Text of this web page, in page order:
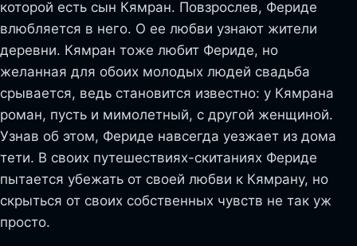
которой есть сын Кямран. Повзрослев, Фериде
влюбляется в него. О ее любви узнают жители
деревни. Кямран тоже любит Фериде, но
желанная для обоих молодых людей свадьба
срывается, ведь становится известно: у Кямрана
роман, пусть и мимолетный, с другой женщиной.
Узнав об этом, Фериде навсегда уезжает из дома
тети. В своих путешествиях-скитаниях Фериде
пытается убежать от своей любви к Кямрану, но
скрыться от своих собственных чувств не так уж
просто.